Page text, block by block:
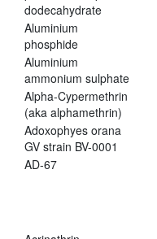
dodecahydrate
Aluminium
phosphide
Aluminium
ammonium sulphate
Alpha-Cypermethrin
(aka alphamethrin)
Adoxophyes orana
GV strain BV-0001
AD-67